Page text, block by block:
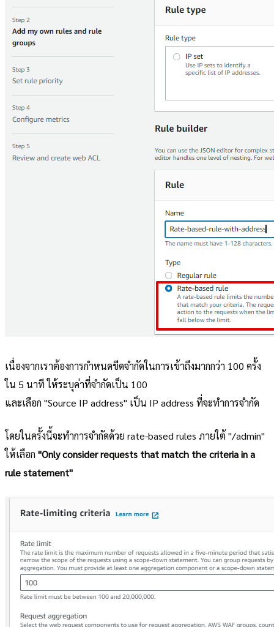
เนื่องจากเราต้องการกำหนดขีดจำกัดในการเข้าถึงมากกว่า 100 ครั้ง
ใน 5 นาที ให้ระบุค่าที่จำกัดเป็น 100
และเลือก "Source IP address" เป็น IP address ที่จะทำการจำกัด
โดยในครั้งนี้จะทำการจำกัดด้วย rate-based rules ภายใต้ "/admin"
ให้เลือก "Only consider requests that match the criteria in a
rule statement"